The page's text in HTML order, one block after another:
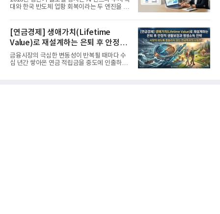
대와 한국 반도체 업황 회복이라는 두 엔진을 달
[연금경제] 생애가치(Lifetime
Value)로 재설계하는 은퇴 후 안정적
생활보장과 평생소득 전략
금융시장의 극심한 변동성이 반복될 때마다 수
십 년간 쌓아온 연금 적립금을 중도에 인출하거